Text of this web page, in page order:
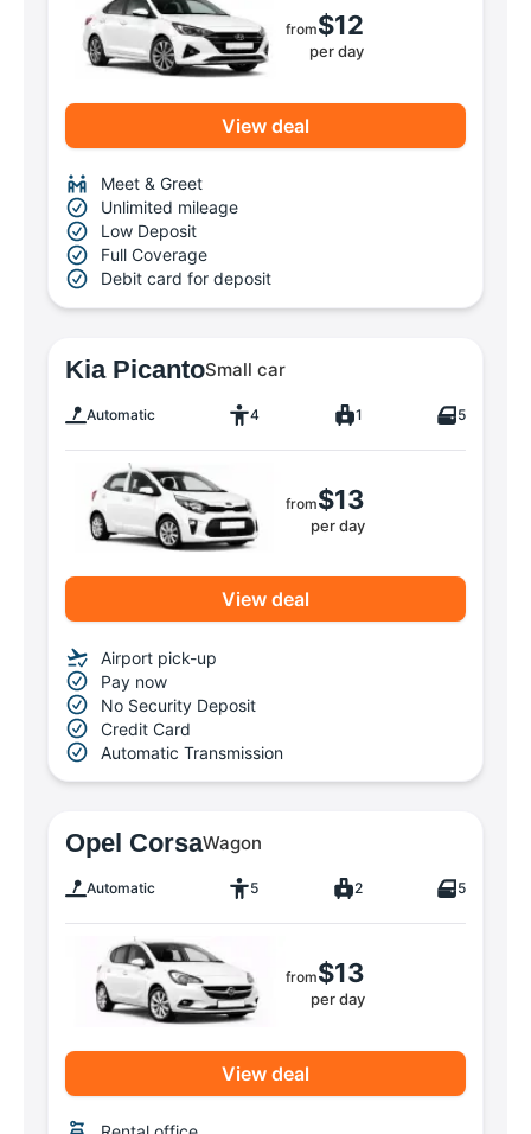
from$12
per day
View deal
Meet & Greet
Unlimited mileage
Low Deposit
Full Coverage
Debit card for deposit
Kia PicantoSmall car
Automatic 4 1 5
from$13
per day
View deal
Airport pick-up
Pay now
No Security Deposit
Credit Card
Automatic Transmission
Opel CorsaWagon
Automatic 5 2 5
from$13
per day
View deal